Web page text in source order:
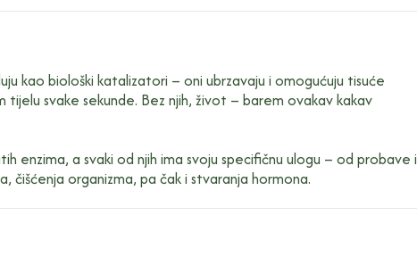
kao biološki katalizatori – oni ubrzavaju i omogućuju tisuće
tijelu svake sekunde. Bez njih, život – barem ovakav kakav
enzima, a svaki od njih ima svoju specifičnu ulogu – od probave i
čišćenja organizma, pa čak i stvaranja hormona.